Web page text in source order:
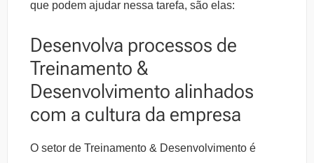
que podem ajudar nessa tarefa, são elas:
Desenvolva processos de
Treinamento &
Desenvolvimento alinhados
com a cultura da empresa
O setor de Treinamento & Desenvolvimento é